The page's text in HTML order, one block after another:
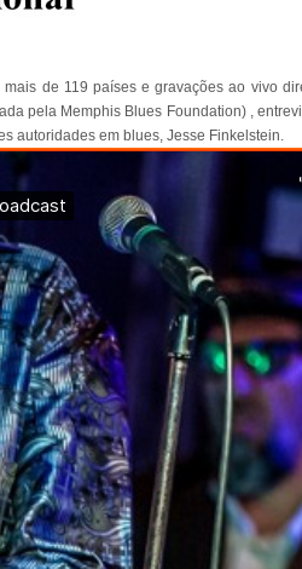
de 119 países e gravações ao vivo
pela Memphis Blues Foundation) ,
autoridades em blues, Jesse Finkelstein.